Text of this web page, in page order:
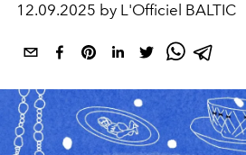
12.09.2025 by L'Officiel BALTIC